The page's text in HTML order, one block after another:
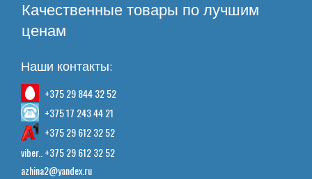
Качественные товары по лучшим
ценам
Наши контакты:
+375 29 844 32 52
+375 17 243 44 21
+375 29 612 32 52
viber.. +375 29 612 32 52
azhina2@yandex.ru